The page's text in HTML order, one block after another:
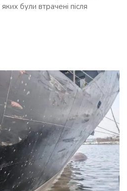
були втрачені після